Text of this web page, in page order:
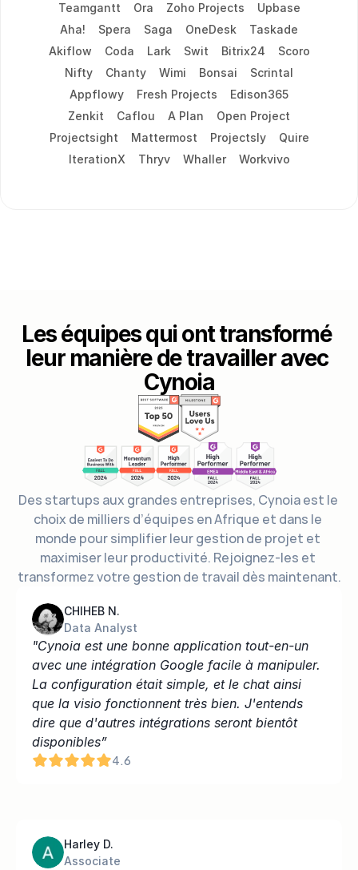
Teamgantt
Ora Zoho Projects
Upbase
Aha!
Spera Saga OneDesk
Taskade
Akiflow
Coda Lark Swit Bitrix24
Scoro
Nifty
Chanty Wimi Bonsai
Scrintal
Appflowy
Fresh Projects
Edison365
Zenkit
Caflou A Plan
Open Project
Projectsight
Mattermost Projectsly
Quire
IterationX
Thryv Whaller Workvivo
Les équipes qui ont transformé
leur manière de travailler avec
Cynoia
Des startups aux grandes entreprises, Cynoia est le
choix de milliers d’équipes en Afrique et dans le
monde pour simplifier leur gestion de projet et
maximiser leur productivité. Rejoignez-les et
transformez votre gestion de travail dès maintenant.
CHIHEB N.
Data Analyst
"Cynoia est une bonne application tout-en-un
avec une intégration Google facile à manipuler.
La configuration était simple, et le chat ainsi
que la visio fonctionnent très bien. J'entends
dire que d'autres intégrations seront bientôt
disponibles”
4.6
Harley D.
Associate